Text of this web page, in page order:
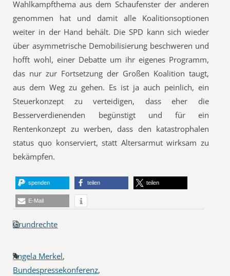
Wahlkampfthema aus dem Schaufenster der anderen
genommen hat und damit alle Koalitionsoptionen
weiter in der Hand behält. Die SPD kann sich wieder
über asymmetrische Demobilisierung beschweren und
hofft wohl, einer Debatte um ihr eigenes Programm,
das nur zur Fortsetzung der Großen Koalition taugt,
aus dem Weg zu gehen. Es ist ja auch peinlich, ein
Steuerkonzept zu verteidigen, dass eher die
Besserverdienenden begünstigt und für ein
Rentenkonzept zu werben, dass den katastrophalen
status quo konserviert, statt Altersarmut wirksam zu
bekämpfen.
spenden teilen teilen
E-Mail
Grundrechte
Angela Merkel,
Bundespressekonferenz,